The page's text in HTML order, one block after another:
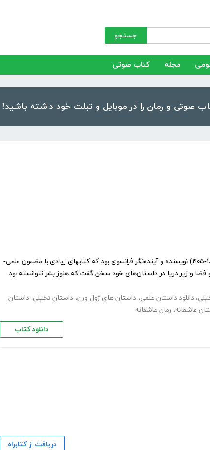
جستجو
مجله کتاب صوتی
ژول ورن (به فرانسوی: Jules Verne) (۱۹۰۵-۱۸۲۸) نویسنده و آینده‌نگر فرانسوی بود که کتابهای زیادی با مضمون علمی-
و زیر دریا در داستان‌های خود سخن گفت که هنوز بشر نتوانسته بود
، دانلود داستان علمی، داستان های ژول ورن، داستان تخیلی، داستان
عاشقانه، رمان عاشقانه
دانلود کتاب
دریافت از کتابراه